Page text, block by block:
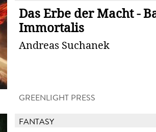
Das Erbe der Macht -
Immortalis
Andreas Suchanek
GREENLIGHT PRESS
FANTASY